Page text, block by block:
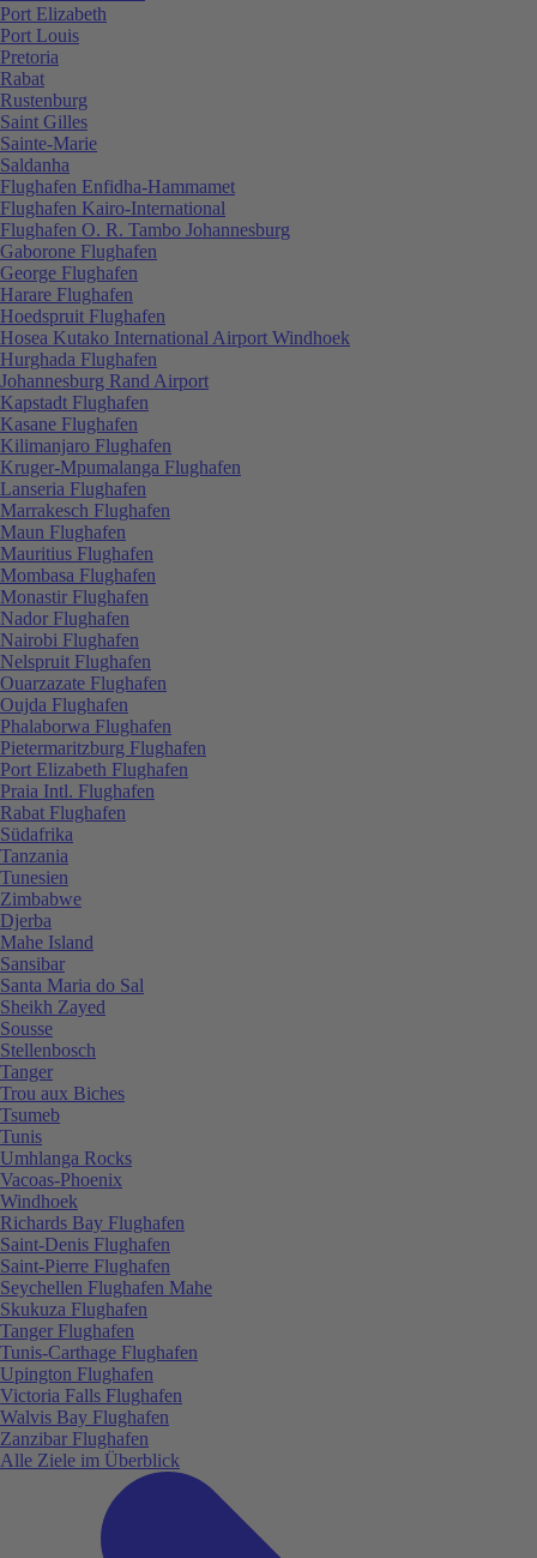
Port Elizabeth
Port Louis
Pretoria
Rabat
Rustenburg
Saint Gilles
Sainte-Marie
Saldanha
Flughafen Enfidha-Hammamet
Flughafen Kairo-International
Flughafen O. R. Tambo Johannesburg
Gaborone Flughafen
George Flughafen
Harare Flughafen
Hoedspruit Flughafen
Hosea Kutako International Airport Windhoek
Hurghada Flughafen
Johannesburg Rand Airport
Kapstadt Flughafen
Kasane Flughafen
Kilimanjaro Flughafen
Kruger-Mpumalanga Flughafen
Lanseria Flughafen
Marrakesch Flughafen
Maun Flughafen
Mauritius Flughafen
Mombasa Flughafen
Monastir Flughafen
Nador Flughafen
Nairobi Flughafen
Nelspruit Flughafen
Ouarzazate Flughafen
Oujda Flughafen
Phalaborwa Flughafen
Pietermaritzburg Flughafen
Port Elizabeth Flughafen
Praia Intl. Flughafen
Rabat Flughafen
Südafrika
Tanzania
Tunesien
Zimbabwe
Djerba
Mahe Island
Sansibar
Santa Maria do Sal
Sheikh Zayed
Sousse
Stellenbosch
Tanger
Trou aux Biches
Tsumeb
Tunis
Umhlanga Rocks
Vacoas-Phoenix
Windhoek
Richards Bay Flughafen
Saint-Denis Flughafen
Saint-Pierre Flughafen
Seychellen Flughafen Mahe
Skukuza Flughafen
Tanger Flughafen
Tunis-Carthage Flughafen
Upington Flughafen
Victoria Falls Flughafen
Walvis Bay Flughafen
Zanzibar Flughafen
Alle Ziele im Überblick